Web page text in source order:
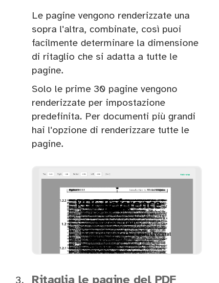
Le pagine vengono renderizzate una
sopra l'altra, combinate, così puoi
facilmente determinare la dimensione
di ritaglio che si adatta a tutte le
pagine.
Solo le prime 30 pagine vengono
renderizzate per impostazione
predefinita. Per documenti più grandi
hai l'opzione di renderizzare tutte le
pagine.
Ritaglia le pagine del PDF